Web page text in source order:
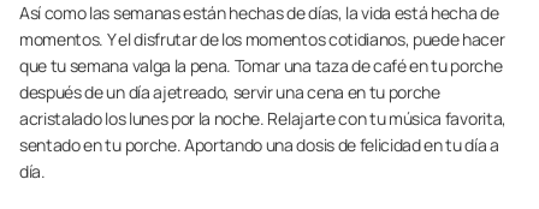
Así como las semanas están hechas de días, la vida está hecha de
momentos. Y el disfrutar de los momentos cotidianos, puede hacer
que tu semana valga la pena. Tomar una taza de café en tu porche
después de un día ajetreado, servir una cena en tu porche
acristalado los lunes por la noche. Relajarte con tu música favorita,
sentado en tu porche. Aportando una dosis de felicidad en tu día a
día.